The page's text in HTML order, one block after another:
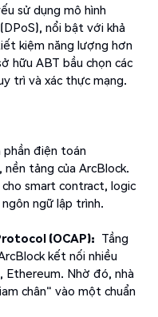
sử dụng mô hình
nổi bật với khả
kiệm năng lượng hơn
hữu ABT bầu chọn các
trì và xác thực mạng.
phần điện toán
tảng của ArcBlock.
smart contract, logic
ngữ lập trình.
(OCAP): Tầng
kết nối nhiều
Ethereum. Nhờ đó, nhà
chân" vào một chuẩn